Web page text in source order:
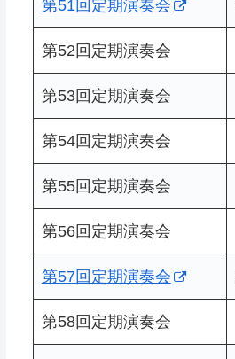
第51回定期演奏会
第52回定期演奏会
第53回定期演奏会
第54回定期演奏会
第55回定期演奏会
第56回定期演奏会
第57回定期演奏会
第58回定期演奏会